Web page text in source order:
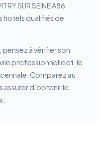
SUR SEINE A86
hotels qualifiés de
à vérifier son
professionnelle et, le
Comparez au
assurer d’obtenir le